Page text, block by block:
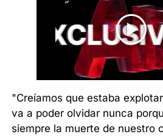
"Creíamos que estaba
va a poder olvidar nunca
siempre la muerte de nuestro